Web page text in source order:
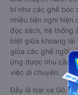
bí như các ghế bọc
nhiều tiện nghi hiện
đọc sách, hệ thống
biệt giữa khoang lái
giữa các ghế ngồi
ứng được nhu cầu
việc di chuyển.
Đây là loại xe Gò